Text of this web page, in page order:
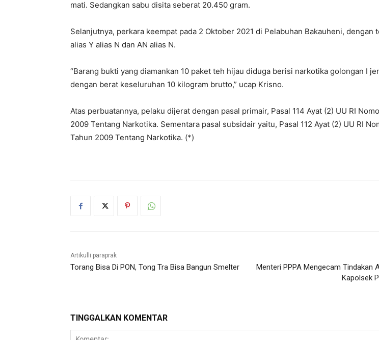
mati. Sedangkan sabu disita seberat 20.450 gram.
Selanjutnya, perkara keempat pada 2 Oktober 2021 di Pelabuhan Bakauheni, dengan
alias Y alias N dan AN alias N.
“Barang bukti yang diamankan 10 paket teh hijau diduga berisi narkotika golongan I
dengan berat keseluruhan 10 kilogram brutto,” ucap Krisno.
Atas perbuatannya, pelaku dijerat dengan pasal primair, Pasal 114 Ayat (2) UU RI
2009 Tentang Narkotika. Sementara pasal subsidair yaitu, Pasal 112 Ayat (2) UU RI
Tahun 2009 Tentang Narkotika. (*)
Artikulli paraprak
Torang Bisa Di PON, Tong Tra Bisa Bangun Smelter
Menteri PPPA Mengecam Tindakan
Kapolsek
TINGGALKAN KOMENTAR